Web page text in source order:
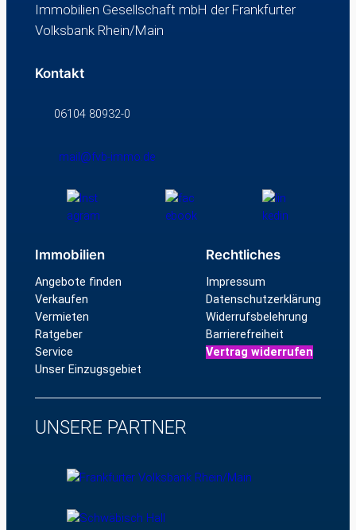
Immobilien Gesellschaft mbH der Frankfurter
Volksbank Rhein/Main
Kontakt
06104 80932-0
mail@fvb-immo.de
Immobilien
Angebote finden
Verkaufen
Vermieten
Ratgeber
Service
Unser Einzugsgebiet
Rechtliches
Impressum
Datenschutzerklärung
Widerrufsbelehrung
Barrierefreiheit
Vertrag widerrufen
UNSERE PARTNER